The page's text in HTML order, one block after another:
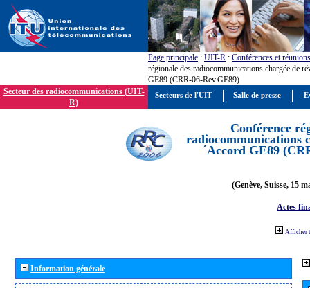
Page principale : UIT-R : Conférences et réunions
régionale des radiocommunications chargée de
GE89 (CRR-06-Rev.GE89)
Secteur des radiocommunications (UIT-
R)
Conférence
radiocommunications
´Accord GE89
(Genève, Suisse, 15
Actes
Afficher
Information générale
Secteurs de l'UIT Salle de presse